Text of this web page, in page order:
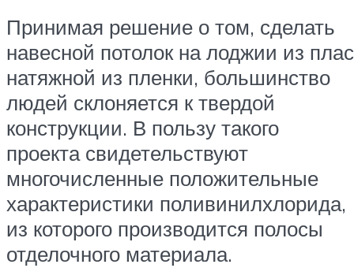
Принимая решение о том, сделать
навесной потолок на лоджии из
натяжной из пленки, большинство
людей склоняется к твердой
конструкции. В пользу такого
проекта свидетельствуют
многочисленные положительные
характеристики поливинилхлорида,
из которого производится полосы
отделочного материала.